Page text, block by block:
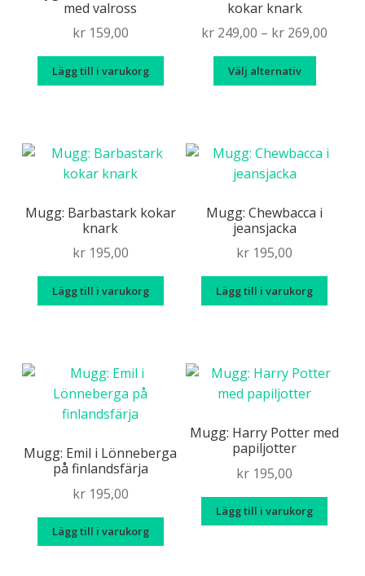
kan
med valross
kr159,00
Lägg till i varukorg
kokar knark
kr 249,00 – kr 269,00
Välj alternativ
här
flera
olika
Mugg: Barbastark kokar
knark
kr195,00
Lägg till i varukorg
Mugg: Chewbacca i
jeansjacka
kr 195,00
Lägg till i varukorg
Mugg: Emil i Lönneberga
på finlandsfärja
kr195,00
Lägg till i varukorg
Mugg: Harry Potter med
papiljotter
kr 195,00
Lägg till i varukorg